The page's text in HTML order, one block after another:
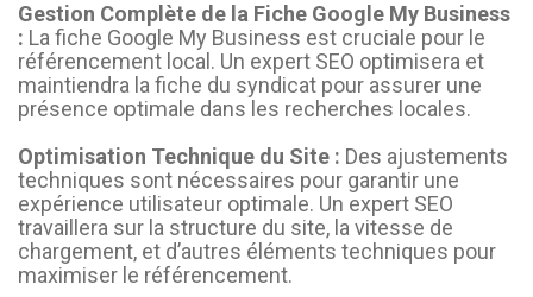
Gestion Complète de la Fiche Google My Business
: La fiche Google My Business est cruciale pour le
référencement local. Un expert SEO optimisera et
maintiendra la fiche du syndicat pour assurer une
présence optimale dans les recherches locales.
Optimisation Technique du Site : Des ajustements
techniques sont nécessaires pour garantir une
expérience utilisateur optimale. Un expert SEO
travaillera sur la structure du site, la vitesse de
chargement, et d’autres éléments techniques pour
maximiser le référencement.